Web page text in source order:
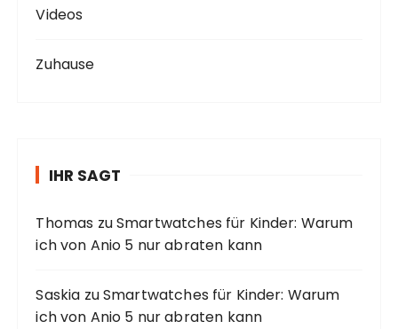
Videos
Zuhause
IHR SAGT
Thomas zuSmartwatches für Kinder: Warum
ich von Anio 5 nur abraten kann
Saskia zuSmartwatches für Kinder: Warum
ich von Anio 5 nur abraten kann